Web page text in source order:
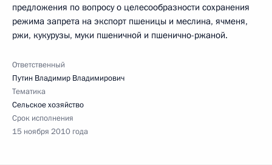
предложения по вопросу о целесообразности сохранения
режима запрета на экспорт пшеницы и меслина, ячменя,
ржи, кукурузы, муки пшеничной и пшенично-ржаной.
Ответственный
Путин Владимир Владимирович
Тематика
Сельское хозяйство
Срок исполнения
15 ноября 2010 года